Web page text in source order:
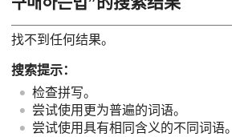
找不到任何结果。
搜索提示：
检查拼写。
尝试使用更为普遍的词语。
尝试使用具有相同含义的不同词语。